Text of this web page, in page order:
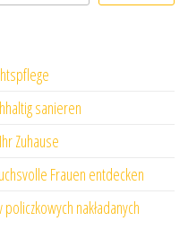
sanieren
Zuhause
Frauen entdecken
nakładanych